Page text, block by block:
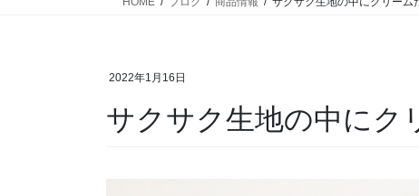
2022年1月16日
サクサク生地の中にク